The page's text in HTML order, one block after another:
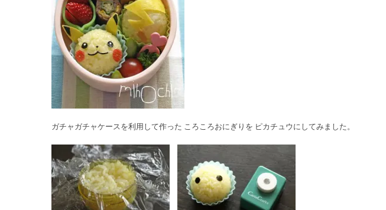
ガチャガチャケースを利用して作った ころころおにぎりを ピカチュウにしてみました。